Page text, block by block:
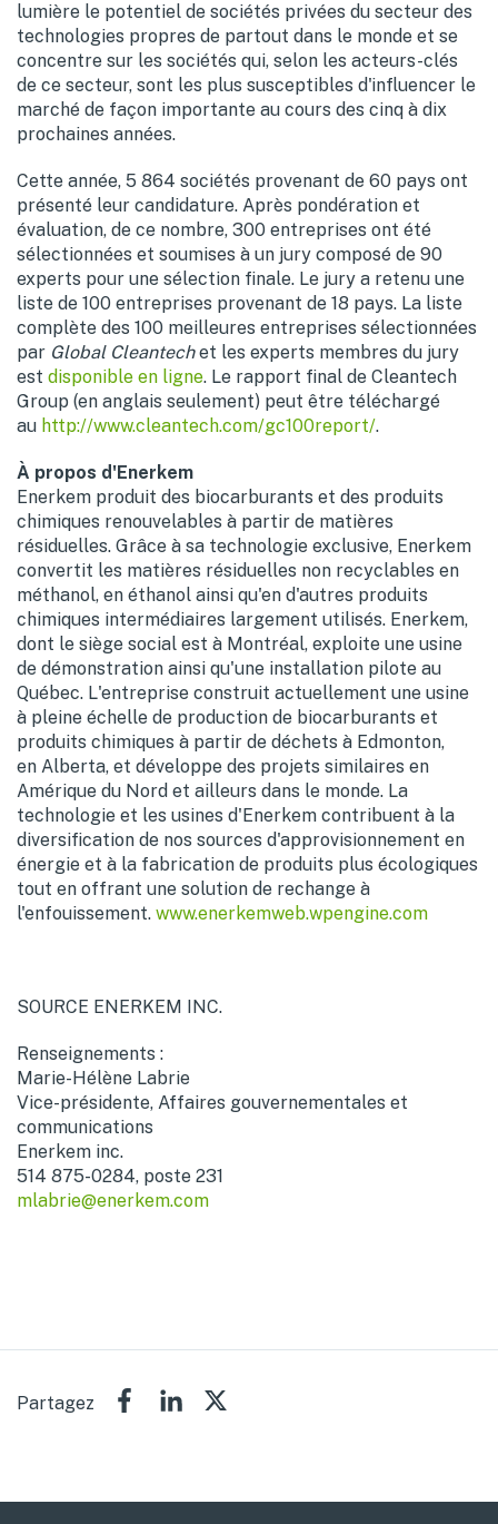
lumière le potentiel de sociétés privées du secteur des
technologies propres de partout dans le monde et se
concentre sur les sociétés qui, selon les acteurs-clés
de ce secteur, sont les plus susceptibles d'influencer le
marché de façon importante au cours des cinq à dix
prochaines années.
Cette année, 5 864 sociétés provenant de 60 pays ont
présenté leur candidature. Après pondération et
évaluation, de ce nombre, 300 entreprises ont été
sélectionnées et soumises à un jury composé de 90
experts pour une sélection finale. Le jury a retenu une
liste de 100 entreprises provenant de 18 pays. La liste
complète des 100 meilleures entreprises sélectionnées
par Global Cleantech et les experts membres du jury
est disponible en ligne. Le rapport final de Cleantech
Group (en anglais seulement) peut être téléchargé
au http://www.cleantech.com/gc100report/.
À propos d'Enerkem
Enerkem produit des biocarburants et des produits
chimiques renouvelables à partir de matières
résiduelles. Grâce à sa technologie exclusive, Enerkem
convertit les matières résiduelles non recyclables en
méthanol, en éthanol ainsi qu'en d'autres produits
chimiques intermédiaires largement utilisés. Enerkem,
dont le siège social est à Montréal, exploite une usine
de démonstration ainsi qu'une installation pilote au
Québec. L'entreprise construit actuellement une usine
à pleine échelle de production de biocarburants et
produits chimiques à partir de déchets à Edmonton,
en Alberta, et développe des projets similaires en
Amérique du Nord et ailleurs dans le monde. La
technologie et les usines d'Enerkem contribuent à la
diversification de nos sources d'approvisionnement en
énergie et à la fabrication de produits plus écologiques
tout en offrant une solution de rechange à
l'enfouissement. www.enerkemweb.wpengine.com
SOURCE ENERKEM INC.
Renseignements :
Marie-Hélène Labrie
Vice-présidente, Affaires gouvernementales et
communications
Enerkem inc.
514 875-0284, poste 231
mlabrie@enerkem.com
Partagez